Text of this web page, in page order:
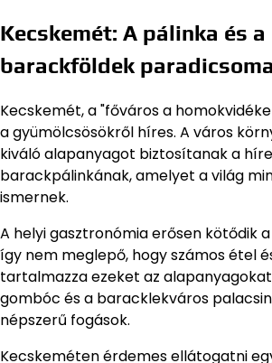
Kecskemét: A pálinka és a
barackföldek paradicsoma
Kecskemét, a "főváros a
a gyümölcsösökről híres. A város
kiváló alapanyagot biztosítanak a
barackpálinkának, amelyet a világ
ismernek.
A helyi gasztronómia erősen kötődik
így nem meglepő, hogy számos étel
tartalmazza ezeket az
gombóc és a baracklekváros
népszerű fogások.
Kecskeméten érdemes ellátogatni